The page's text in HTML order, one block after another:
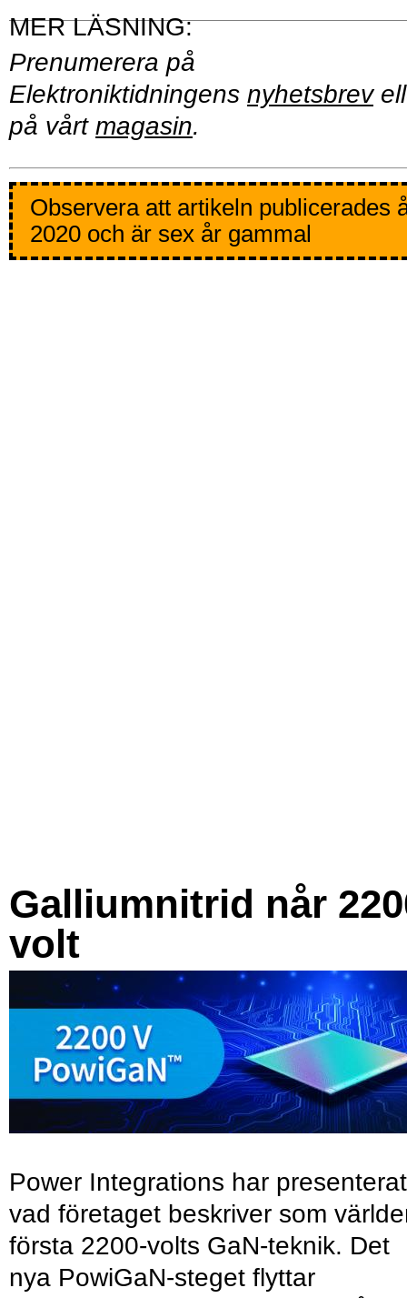
Prenumerera på
Elektroniktidningens nyhetsbrev
på vårt magasin.
Observera att artikeln publicerades
2020 och är sex år gammal
Galliumnitrid når
volt
Power Integrations har presenterat
vad företaget beskriver som
första 2200-volts GaN-teknik. Det
nya PowiGaN-steget flyttar